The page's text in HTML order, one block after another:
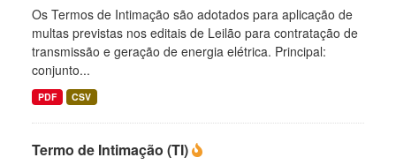
Os Termos de Intimação são adotados para aplicação de
multas previstas nos editais de Leilão para contratação de
transmissão e geração de energia elétrica. Principal:
conjunto...
PDF CSV
Termo de Intimação (TI)